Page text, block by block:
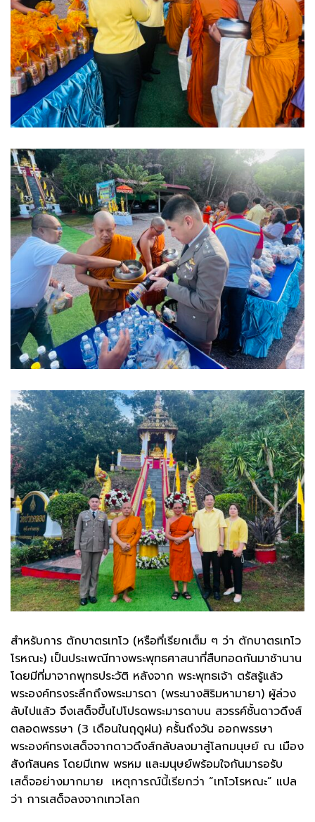
สำหรับการ ตักบาตรเทโว (หรือที่เรียกเต็ม ๆ ว่า ตักบาตรเทโว
โรหณะ) เป็นประเพณีทางพระพุทธศาสนาที่สืบทอดกันมาช้านาน
โดยมีที่มาจากพุทธประวัติ หลังจาก พระพุทธเจ้า ตรัสรู้แล้ว
พระองค์ทรงระลึกถึงพระมารดา (พระนางสิริมหามายา) ผู้ล่วง
ลับไปแล้ว จึงเสด็จขึ้นไปโปรดพระมารดาบน สวรรค์ชั้นดาวดึงส์
ตลอดพรรษา (3 เดือนในฤดูฝน) ครั้นถึงวัน ออกพรรษา
พระองค์ทรงเสด็จจากดาวดึงส์กลับลงมาสู่โลกมนุษย์ ณ เมือง
สังกัสนคร โดยมีเทพ พรหม และมนุษย์พร้อมใจกันมารอรับ
เสด็จอย่างมากมาย เหตุการณ์นี้เรียกว่า “เทโวโรหณะ” แปล
ว่า การเสด็จลงจากเทวโลก